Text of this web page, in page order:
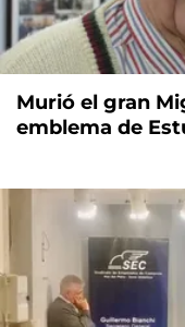
Murió el gran
emblema de